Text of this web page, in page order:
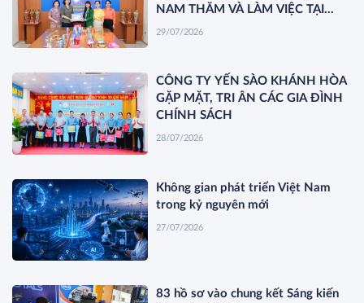
NAM THĂM VÀ LÀM VIỆC TẠI
YẾN SÀO KHÁNH HÒA
29/07/2026
CÔNG TY YẾN SÀO KHÁNH HÒA
GẶP MẶT, TRI ÂN CÁC GIA ĐÌNH
CHÍNH SÁCH
28/07/2026
Không gian phát triển Việt Nam
trong kỷ nguyên mới
27/07/2026
83 hồ sơ vào chung kết Sáng kiến